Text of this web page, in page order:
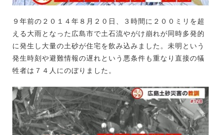
９年前の２０１４年８月２０日、３時間に２００ミリを超
える大雨となった広島市で土石流やがけ崩れが同時多発的
に発生し大量の土砂が住宅を飲み込みました。未明という
発生時刻や避難情報の遅れという悪条件も重なり直接の犠
牲者は７４人にのぼりました。